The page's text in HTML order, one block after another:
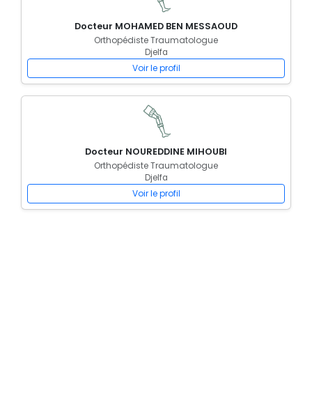
Docteur MOHAMED BEN MESSAOUD
Orthopédiste Traumatologue
Djelfa
Voir le profil
Docteur NOUREDDINE MIHOUBI
Orthopédiste Traumatologue
Djelfa
Voir le profil